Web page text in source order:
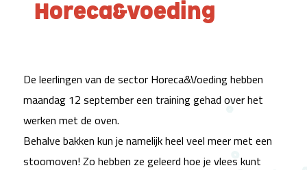
Horeca&voeding
De leerlingen van de sector Horeca&Voeding hebben
maandag 12 september een training gehad over het
werken met de oven.
Behalve bakken kun je namelijk heel veel meer met een
stoomoven! Zo hebben ze geleerd hoe je vlees kunt